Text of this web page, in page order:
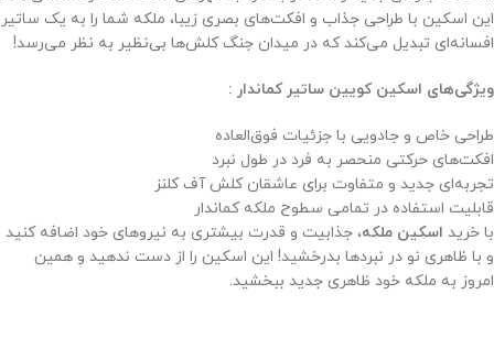
این اسکین با طراحی جذاب و افکت‌های بصری زیبا، ملکه شما را به یک ساتیر
افسانه‌ای تبدیل می‌کند که در میدان جنگ کلش‌ها بی‌نظیر به نظر می‌رسد!
ویژگی‌های اسکینکویین ساتیر کماندار :
طراحی خاص و جادویی با جزئیات فوق‌العاده
افکت‌های حرکتی منحصر به فرد در طول نبرد
تجربه‌ای جدید و متفاوت برای عاشقان کلش آف کلنز
قابلیت استفاده در تمامی سطوح ملکه کماندار
با خرید اسکین ملکه، جذابیت و قدرت بیشتری به نیروهای خود اضافه کنید
و با ظاهری نو در نبردها بدرخشید! این اسکین را از دست ندهید و همین
امروز به ملکه خود ظاهری جدید ببخشید.